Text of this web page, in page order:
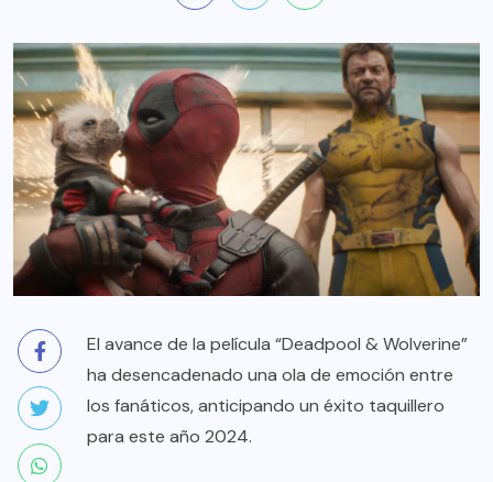
El avance de la película “Deadpool & Wolverine”
ha desencadenado una ola de emoción entre
los fanáticos, anticipando un éxito taquillero
para este año 2024.